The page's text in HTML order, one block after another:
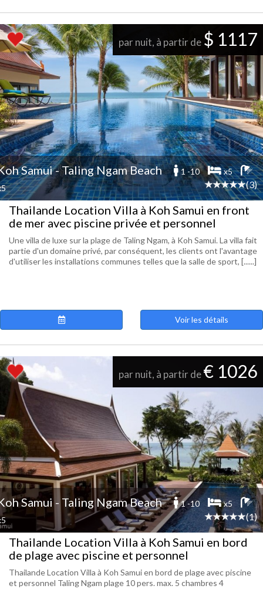
par nuit, à partir de $ 1117
Samui - Taling Ngam Beach 1 -10
x5
(3)
Thailande Location Villa à Koh Samui en front
de mer avec piscine privée et personnel
Une villa de luxe sur la plage de Taling Ngam, à Koh Samui. La villa fait
partie d'un domaine privé, par conséquent, les clients ont l'avantage
d'utiliser les installations communes telles que la salle de sport, [......]
Voir les détails
par nuit, à partir de€ 1026
Samui - Taling Ngam Beach 1 -10
x5
(1)
Thailande Location Villa à Koh Samui en bord
de plage avec piscine et personnel
Thailande Location Villa à Koh Samui en bord de plage avec piscine
et personnel Taling Ngam plage 10 pers. max. 5 chambres 4